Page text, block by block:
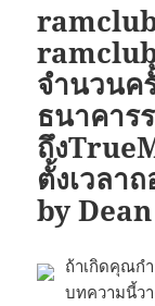
จำนวนค
ธนาคาร
ถึง
ตั้งเวลา
by Dean
ถ้าเกิดคุณก
บทความนี้ว